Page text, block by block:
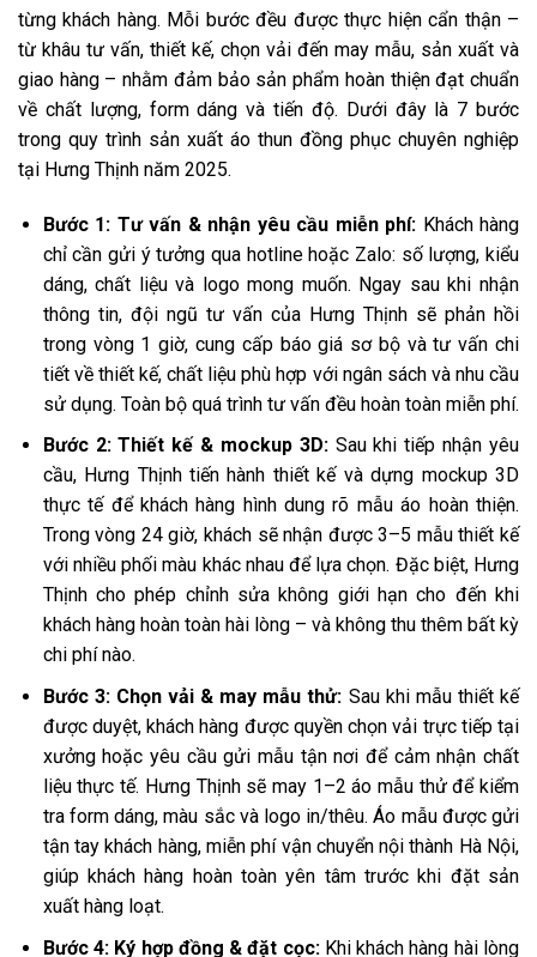
từng khách hàng. Mỗi bước đều được thực hiện cẩn thận –
từ khâu tư vấn, thiết kế, chọn vải đến may mẫu, sản xuất và
giao hàng – nhằm đảm bảo sản phẩm hoàn thiện đạt chuẩn
về chất lượng, form dáng và tiến độ. Dưới đây là 7 bước
trong quy trình sản xuất áo thun đồng phục chuyên nghiệp
tại Hưng Thịnh năm 2025.
Bước 1: Tư vấn & nhận yêu cầu miễn phí: Khách hàng
chỉ cần gửi ý tưởng qua hotline hoặc Zalo: số lượng, kiểu
dáng, chất liệu và logo mong muốn. Ngay sau khi nhận
thông tin, đội ngũ tư vấn của Hưng Thịnh sẽ phản hồi
trong vòng 1 giờ, cung cấp báo giá sơ bộ và tư vấn chi
tiết về thiết kế, chất liệu phù hợp với ngân sách và nhu cầu
sử dụng. Toàn bộ quá trình tư vấn đều hoàn toàn miễn phí.
Bước 2: Thiết kế & mockup 3D: Sau khi tiếp nhận yêu
cầu, Hưng Thịnh tiến hành thiết kế và dựng mockup 3D
thực tế để khách hàng hình dung rõ mẫu áo hoàn thiện.
Trong vòng 24 giờ, khách sẽ nhận được 3–5 mẫu thiết kế
với nhiều phối màu khác nhau để lựa chọn. Đặc biệt, Hưng
Thịnh cho phép chỉnh sửa không giới hạn cho đến khi
khách hàng hoàn toàn hài lòng – và không thu thêm bất kỳ
chi phí nào.
Bước 3: Chọn vải & may mẫu thử: Sau khi mẫu thiết kế
được duyệt, khách hàng được quyền chọn vải trực tiếp tại
xưởng hoặc yêu cầu gửi mẫu tận nơi để cảm nhận chất
liệu thực tế. Hưng Thịnh sẽ may 1–2 áo mẫu thử để kiểm
tra form dáng, màu sắc và logo in/thêu. Áo mẫu được gửi
tận tay khách hàng, miễn phí vận chuyển nội thành Hà Nội,
giúp khách hàng hoàn toàn yên tâm trước khi đặt sản
xuất hàng loạt.
Bước 4: Ký hợp đồng & đặt cọc: Khi khách hàng hài lòng